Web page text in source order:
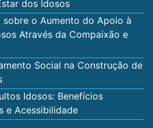
dos Idosos
o Aumento do Apoio à
Através da Compaixão e
Social na Construção de
Idosos: Benefícios
e Acessibilidade